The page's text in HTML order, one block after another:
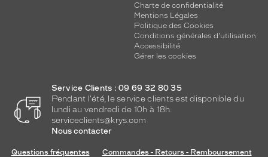
Charte de confidentialité
Mentions Légales
Politique des Cookies
Conditions générales d'utilisation
Accessibilité
Gérer les cookies
Service Clients : 09 69 32 80 35
Pendant l'été, le service clients est disponible du
lundi au vendredi de 10h à 18h.
serviceclients@krys.com
Nous contacter
Questions fréquentes
Commandes - Retours - Remboursement